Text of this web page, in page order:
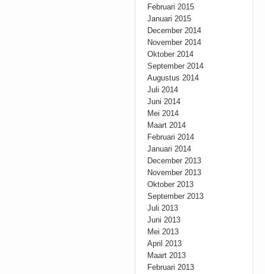
Februari 2015
Januari 2015
December 2014
November 2014
Oktober 2014
September 2014
Augustus 2014
Juli 2014
Juni 2014
Mei 2014
Maart 2014
Februari 2014
Januari 2014
December 2013
November 2013
Oktober 2013
September 2013
Juli 2013
Juni 2013
Mei 2013
April 2013
Maart 2013
Februari 2013